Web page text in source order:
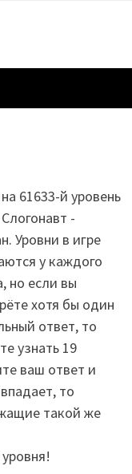
61633-й уровень
-
Уровни в игре
у каждого
но если вы
хотя бы один
ответ, то
узнать 19
ваш ответ и
то
такой же